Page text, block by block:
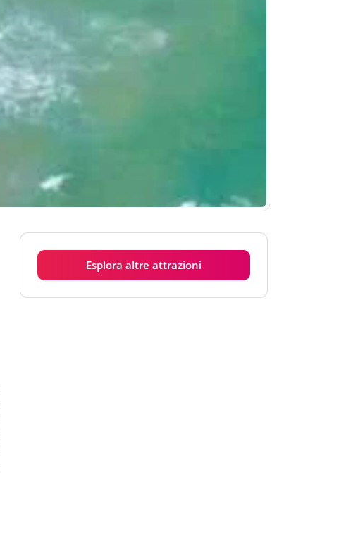
Esplora altre attrazioni